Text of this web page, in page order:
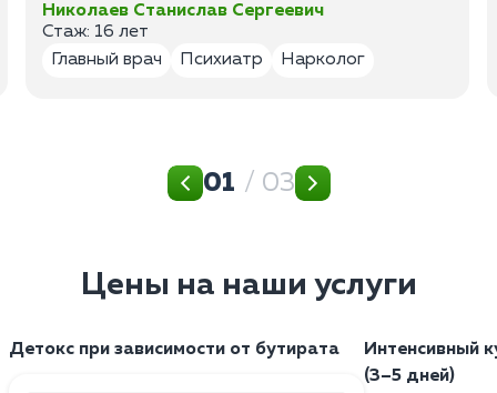
Николаев Станислав Сергеевич
Стаж: 16 лет
Главный врач
Психиатр Нарколог
01 / 03
Цены на наши услуги
Детокс при зависимости от бутирата
Интенсивный
(3–5 дней)